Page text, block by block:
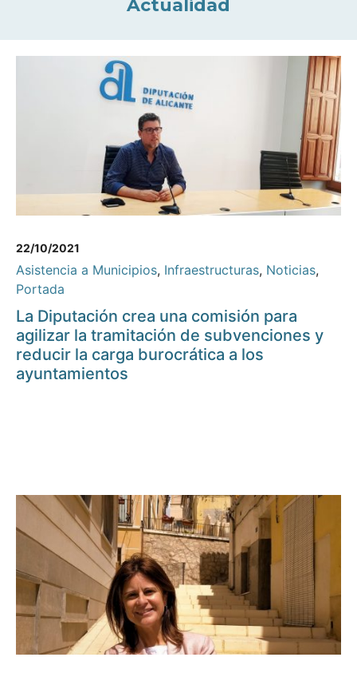
Actualidad
22/10/2021
Asistencia a Municipios, Infraestructuras, Noticias,
Portada
La Diputación crea una comisión para
agilizar la tramitación de subvenciones y
reducir la carga burocrática a los
ayuntamientos